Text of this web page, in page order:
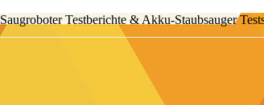
Saugroboter Testberichte & Akku-Staubsauger